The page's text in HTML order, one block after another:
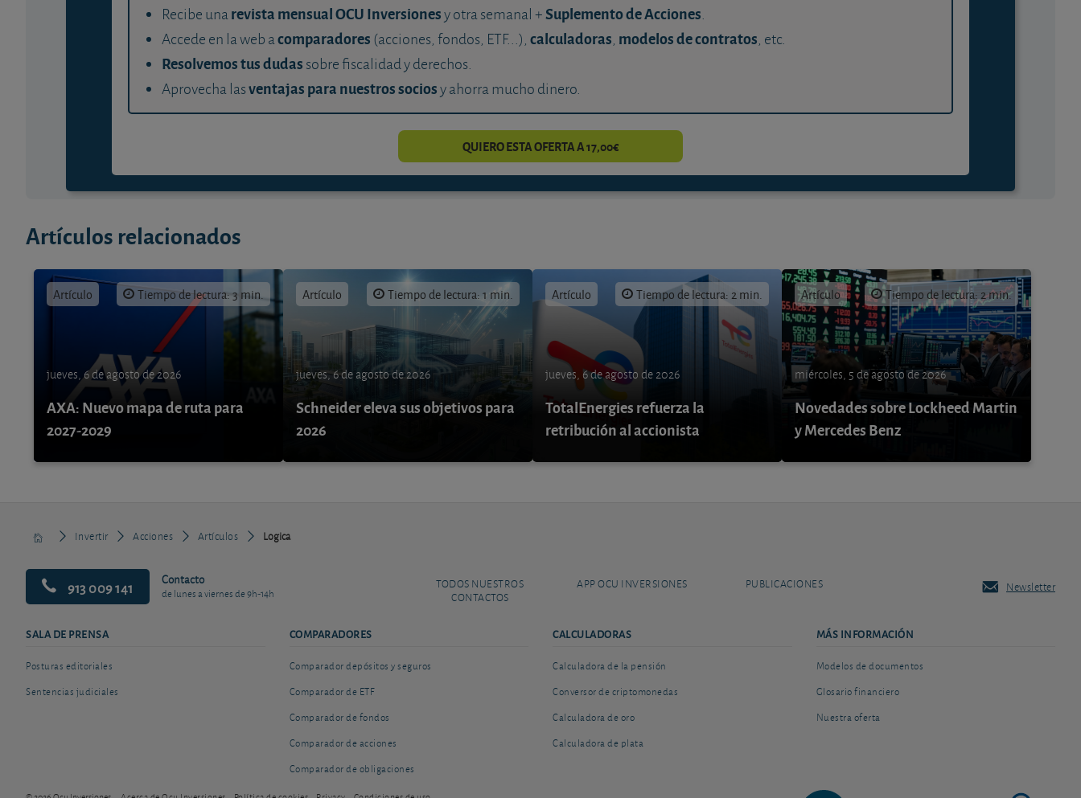
Recibe unarevista mensual OCU Inversionesy otra semanal +Suplemento de Acciones.
Accede en la web acomparadores (acciones, fondos, ETF...), calculadoras, modelos de contratos, etc.
Resolvemos tus dudas sobre fiscalidad y derechos.
Aprovecha lasventajas para nuestros sociosy ahorra mucho dinero.
QUIERO ESTA OFERTA A 17,00€
Artículos relacionados
Artículo Tiempo de lectura: 3 min.
jueves, 6 de agosto de 2026
AXA: Nuevo mapa de ruta para
2027-2029
Artículo Tiempo de lectura: 1 min.
jueves, 6 de agosto de 2026
Schneider eleva sus objetivos para
2026
Artículo Tiempo de lectura: 2 min.
jueves, 6 de agosto de 2026
TotalEnergies refuerza la
retribución al accionista
Artículo Tiempo de lectura: 2 min.
miércoles, 5 de agosto de 2026
Novedades sobre Lockheed Martin
y Mercedes Benz
Invertir Acciones Artículos Logica
913 009 141 Contacto
de lunes a viernes de 9h-14h
TODOS NUESTROS
CONTACTOS
APP OCU INVERSIONES PUBLICACIONES Newsletter
SALA DE PRENSA
Posturas editoriales
Sentencias judiciales
COMPARADORES
Comparador depósitos y seguros
Comparador de ETF
Comparador de fondos
Comparador de acciones
Comparador de obligaciones
CALCULADORAS
Calculadora de la pensión
Conversor de criptomonedas
Calculadora de oro
Calculadora de plata
MÁS INFORMACIÓN
Modelos de documentos
Glosario financiero
Nuestra oferta